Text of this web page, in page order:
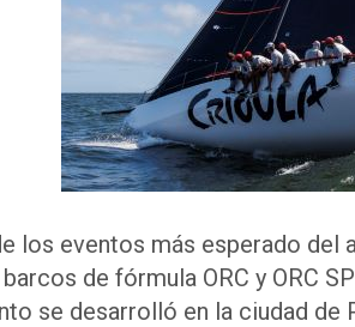
los eventos más esperado del
de fórmula ORC y ORC
se desarrolló en la ciudad de